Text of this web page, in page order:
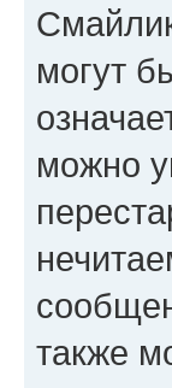
могут
можно
также